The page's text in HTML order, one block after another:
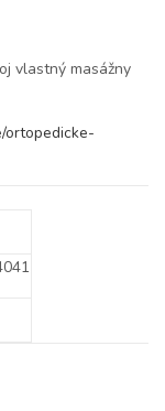
vlastný masážny
ortopedicke-